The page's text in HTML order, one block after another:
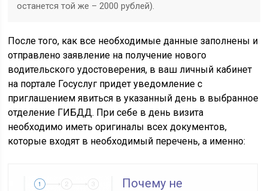
останется той же – 2000 рублей).
После того, как все необходимые данные заполнены и
отправлено заявление на получение нового
водительского удостоверения, в ваш личный кабинет
на портале Госуслуг придет уведомление с
приглашением явиться в указанный день в выбранное
отделение ГИБДД. При себе в день визита
необходимо иметь оригиналы всех документов,
которые входят в необходимый перечень, а именно:
Почему не